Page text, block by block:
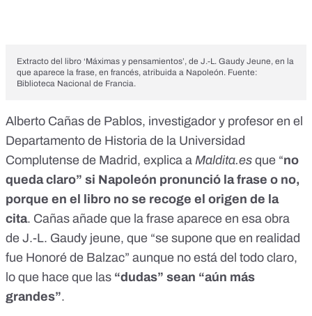
Extracto del libro ‘Máximas y pensamientos’, de J.-L. Gaudy Jeune, en la
que aparece la frase, en francés, atribuida a Napoleón. Fuente:
Biblioteca Nacional de Francia.
Alberto Cañas de Pablos, investigador y profesor en el
Departamento de Historia de la Universidad
Complutense de Madrid, explica a Maldita.es que “no
queda claro” si Napoleón pronunció la frase o no,
porque en el libro no se recoge el origen de la
cita. Cañas añade que la frase aparece en esa obra
de J.-L. Gaudy jeune, que “se supone que en realidad
fue Honoré de Balzac” aunque no está del todo claro,
lo que hace que las “dudas” sean “aún más
grandes”.